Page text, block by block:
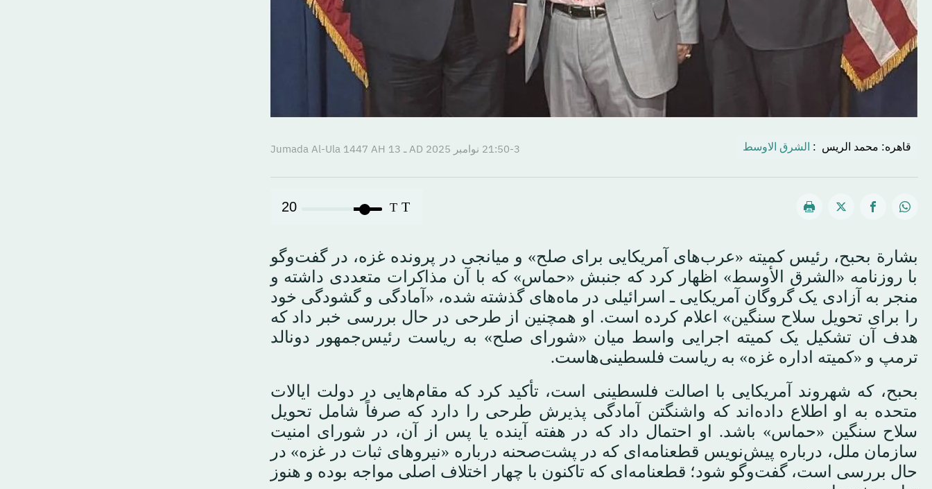
قاهره: محمد الریس : الشرق الاوسط 21:50-3 نوامبر 2025 AD ـ 13 Jumada Al-Ula 1447 AH
T
T
20
بشارة بحبح، رئیس کمیته «عرب‌های آمریکایی برای صلح» و میانجی در پرونده غزه، در گفت‌وگو
با روزنامه «الشرق الأوسط» اظهار کرد که جنبش «حماس» که با آن مذاکرات متعددی داشته و
منجر به آزادی یک گروگان آمریکایی ـ اسرائیلی در ماه‌های گذشته شده، «آمادگی و گشودگی خود
را برای تحویل سلاح سنگین» اعلام کرده است. او همچنین از طرحی در حال بررسی خبر داد که
هدف آن تشکیل یک کمیته اجرایی واسط میان «شورای صلح» به ریاست رئیس‌جمهور دونالد
ترمپ و «کمیته اداره غزه» به ریاست فلسطینی‌هاست.
بحبح، که شهروند آمریکایی با اصالت فلسطینی است، تأکید کرد که مقام‌هایی در دولت ایالات
متحده به او اطلاع داده‌اند که واشنگتن آمادگی پذیرش طرحی را دارد که صرفاً شامل تحویل
سلاح سنگین «حماس» باشد. او احتمال داد که در هفته آینده یا پس از آن، در شورای امنیت
سازمان ملل، درباره پیش‌نویس قطعنامه‌ای که در پشت‌صحنه درباره «نیروهای ثبات در غزه» در
حال بررسی است، گفت‌وگو شود؛ قطعنامه‌ای که تاکنون با چهار اختلاف اصلی مواجه بوده و هنوز